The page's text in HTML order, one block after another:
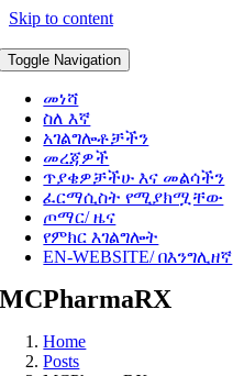
Skip to content
Toggle Navigation
መነሻ
ስለ እኛ
አገልግሎቶቻችን
መረጃዎች
ጥያቄዎቻችሁ እና መልሳችን
ፈርማሲስት የሚያክሟቸው
ጦማር/ ዜና
የምክር እገልግሎት
EN-WEBSITE/ በእንግሊዘኛ
MCPharmaRX
Home
Posts